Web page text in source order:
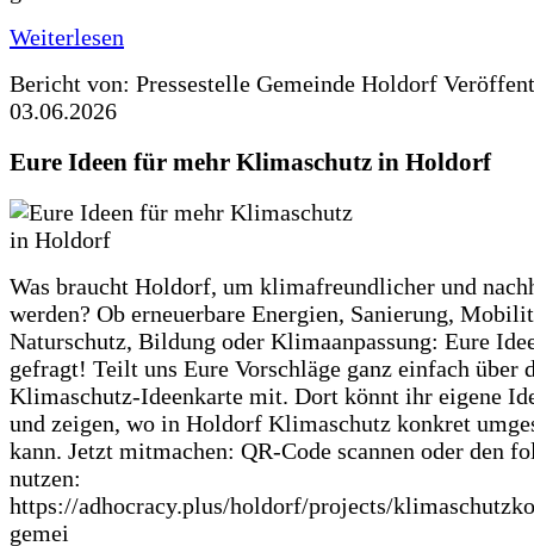
Weiterlesen
Bericht von: Pressestelle Gemeinde Holdorf
03.06.2026
Eure Ideen für mehr Klimaschutz in Holdorf
Was braucht Holdorf, um klimafreundlicher und
werden? Ob erneuerbare Energien, Sanierung,
Naturschutz, Bildung oder Klimaanpassung: Eure
gefragt! Teilt uns Eure Vorschläge ganz einfach über
Klimaschutz-Ideenkarte mit. Dort könnt ihr eigene
und zeigen, wo in Holdorf Klimaschutz konkret
kann. Jetzt mitmachen: QR-Code scannen oder den
nutzen:
https://adhocracy.plus/holdorf/projects/
gemei